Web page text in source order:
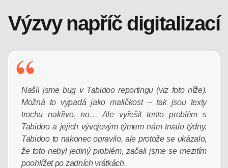
Výzvy napříč digitalizací
Našli jsme bug v Tabidoo reportingu (viz foto níže).
Možná to vypadá jako maličkost – tak jsou texty
trochu nakřivo, no… Ale vyřešit tento problém s
Tabidoo a jejich vývojovým týmem nám trvalo týdny.
Tabidoo to nakonec opravilo, ale protože se ukázalo,
že toto nebyl jediný problém, začali jsme se mezitím
poohlížet po zadních vrátkách.